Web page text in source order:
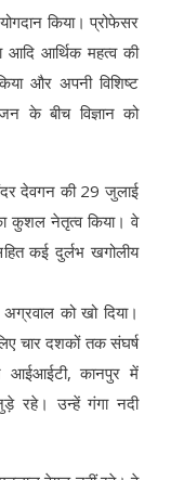
किया। प्रोफेसर
आर्थिक महत्व की
और अपनी विशिष्ट
जन के बीच विज्ञान को
देवगन की 29 जुलाई
कुशल नेतृत्व किया। वे
कई दुर्लभ खगोलीय
को खो दिया।
चार दशकों तक संघर्ष
आईआईटी, कानपुर में
रहे। उन्हें गंगा नदी